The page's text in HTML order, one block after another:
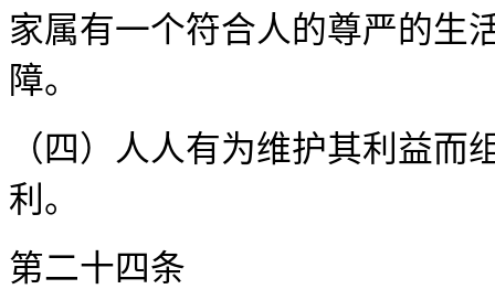
家属有一个符合人的尊严的生
障。
（四）人人有为维护其利益而
利。
第二十